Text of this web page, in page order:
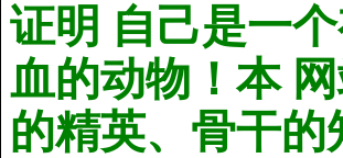
证明 自己是一
血的动物！本
的精英、骨干